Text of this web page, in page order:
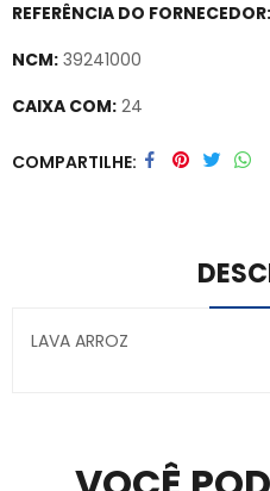
REFERÊNCIA DO FORNECEDOR:
NCM: 39241000
CAIXA COM: 24
Secure crypto portfolio
COMPARTILHE
LAVA ARROZ